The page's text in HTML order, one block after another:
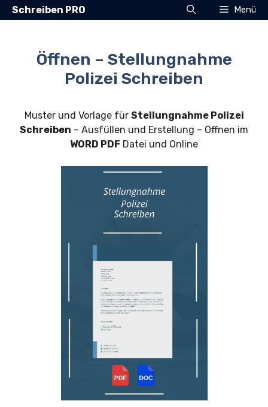
Zum
Inhalt
Schreiben PRO Menü
Öffnen – Stellungnahme
Polizei Schreiben
Muster und Vorlage für Stellungnahme Polizei
Schreiben – Ausfüllen und Erstellung – Öffnen im
WORD PDF Datei und Online